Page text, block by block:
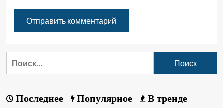
Последнее Популярное В тренде